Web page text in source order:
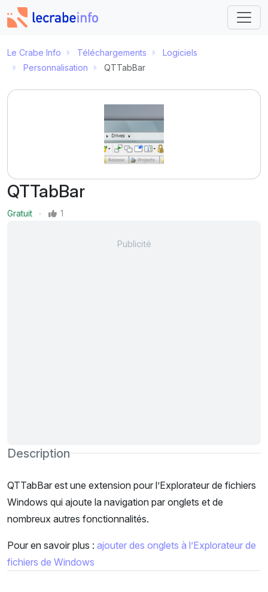
Le Crabe Info Téléchargements
Logiciels
Personnalisation
QTTabBar
QTTabBar
Prix
Gratuit
1
Description
QTTabBar est une extension pour l’Explorateur de fichiers
Windows qui ajoute la navigation par onglets et de
nombreux autres fonctionnalités.
Pour en savoir plus : ajouter des onglets à l’Explorateur de
fichiers de Windows